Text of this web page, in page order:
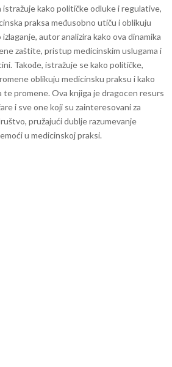
istražuje kako političke odluke i regulative,
praksa međusobno utiču i oblikuju
autor analizira kako ova dinamika
zaštite, pristup medicinskim uslugama i
Takođe, istražuje se kako političke,
oblikuju medicinsku praksu i kako
te promene. Ova knjiga je dragocen resurs
i sve one koji su zainteresovani za
pružajući dublje razumevanje
u medicinskoj praksi.